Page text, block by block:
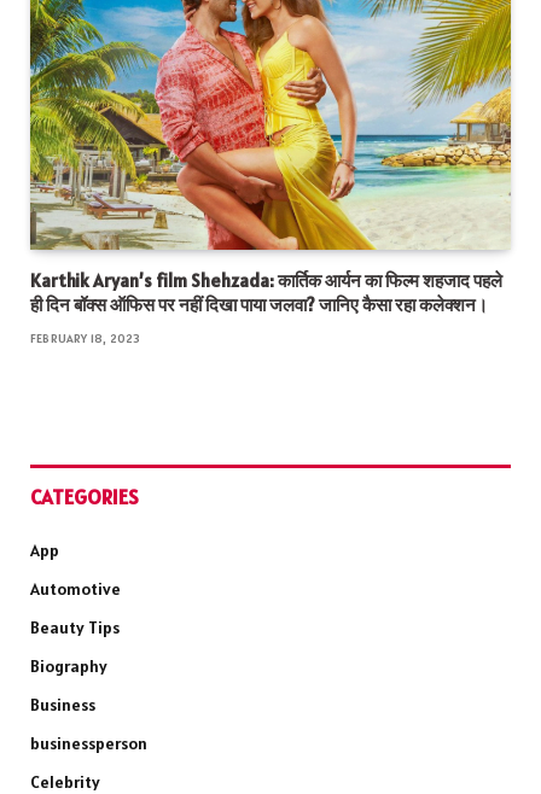
Karthik Aryan’s film Shehzada: कार्तिक आर्यन का फिल्म शहजाद पहले
ही दिन बॉक्स ऑफिस पर नहीं दिखा पाया जलवा? जानिए कैसा रहा कलेक्शन।
FEBRUARY 18, 2023
CATEGORIES
App
Automotive
Beauty Tips
Biography
Business
businessperson
Celebrity